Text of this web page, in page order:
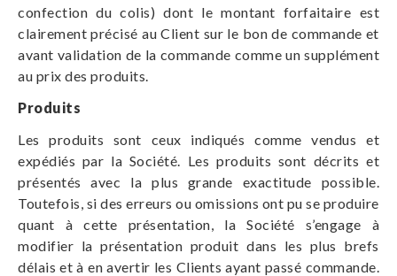
confection du colis) dont le montant forfaitaire est
clairement précisé au Client sur le bon de commande et
avant validation de la commande comme un supplément
au prix des produits.
Produits
Les produits sont ceux indiqués comme vendus et
expédiés par la Société. Les produits sont décrits et
présentés avec la plus grande exactitude possible.
Toutefois, si des erreurs ou omissions ont pu se produire
quant à cette présentation, la Société s’engage à
modifier la présentation produit dans les plus brefs
délais et à en avertir les Clients ayant passé commande.